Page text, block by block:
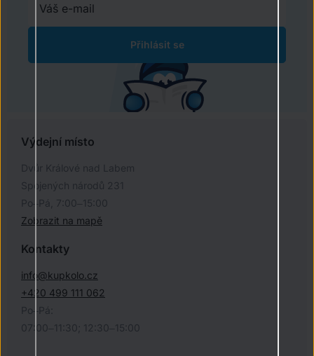
Přihlásit se
Kontakty
info@kupkolo.cz
+420 499 111 062
Po–Pá:
07:00–11:30; 12:30–15:00
Výdejní místo
Dvůr Králové nad Labem
Spojených národů 231
Po–Pá, 7:00–15:00
Zobrazit na mapě